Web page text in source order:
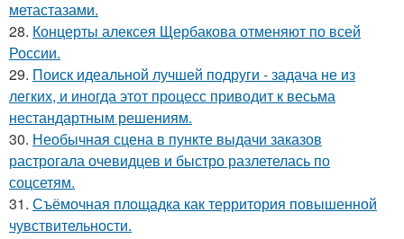
метастазами.
28. Концерты алексея Щербакова отменяют по всей
России.
29. Поиск идеальной лучшей подруги - задача не из
легких, и иногда этот процесс приводит к весьма
нестандартным решениям.
30. Необычная сцена в пункте выдачи заказов
растрогала очевидцев и быстро разлетелась по
соцсетям.
31. Съёмочная площадка как территория повышенной
чувствительности.